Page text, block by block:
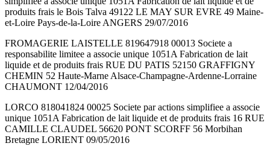
produits frais le Bois Talva 49122 LE MAY SUR EVRE 49 Maine-
et-Loire Pays-de-la-Loire ANGERS 29/07/2016
FROMAGERIE LAISTELLE 819647918 00013 Societe a
responsabilite limitee a associe unique 1051A Fabrication de lait
liquide et de produits frais RUE DU PATIS 52150 GRAFFIGNY
CHEMIN 52 Haute-Marne Alsace-Champagne-Ardenne-Lorraine
CHAUMONT 12/04/2016
LORCO 818041824 00025 Societe par actions simplifiee a associe
unique 1051A Fabrication de lait liquide et de produits frais 16 RUE
CAMILLE CLAUDEL 56620 PONT SCORFF 56 Morbihan
Bretagne LORIENT 09/05/2016